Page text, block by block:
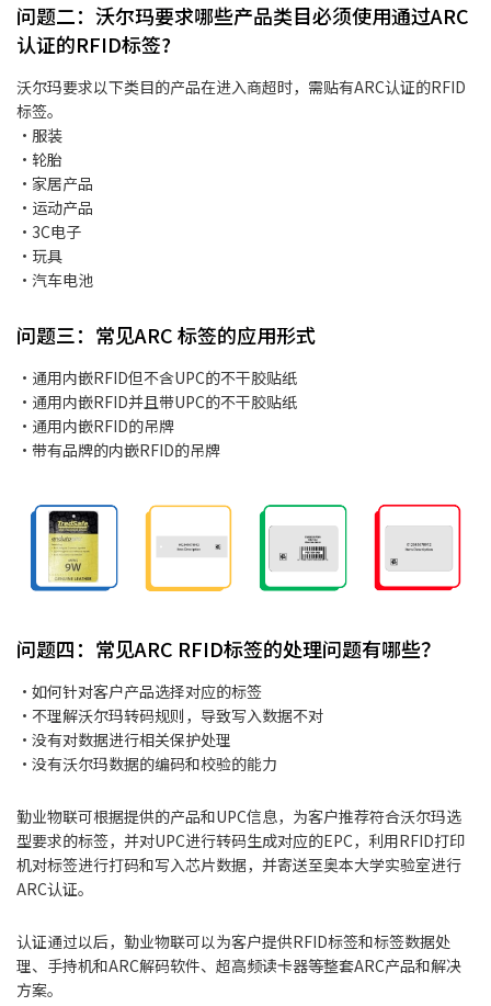
问题二：沃尔玛要求哪些产品类目必须使用通过ARC
认证的RFID标签?
沃尔玛要求以下类目的产品在进入商超时，需贴有ARC认证的RFID
标签。
·服装
·轮胎
·家居产品
·运动产品
·3C电子
·玩具
·汽车电池
问题三：常见ARC 标签的应用形式
·通用内嵌RFID但不含UPC的不干胶贴纸
·通用内嵌RFID并且带UPC的不干胶贴纸
·通用内嵌RFID的吊牌
·带有品牌的内嵌RFID的吊牌
问题四：常见ARC RFID标签的处理问题有哪些？
·如何针对客户产品选择对应的标签
·不理解沃尔玛转码规则，导致写入数据不对
·没有对数据进行相关保护处理
·没有沃尔玛数据的编码和校验的能力
勤业物联可根据提供的产品和UPC信息，为客户推荐符合沃尔玛选
型要求的标签，并对UPC进行转码生成对应的EPC，利用RFID打印
机对标签进行打码和写入芯片数据，并寄送至奥本大学实验室进行
ARC认证。
认证通过以后，勤业物联可以为客户提供RFID标签和标签数据处
理、手持机和ARC解码软件、超高频读卡器等整套ARC产品和解决
方案。